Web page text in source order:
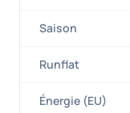
Saison
Runflat
Énergie (EU)